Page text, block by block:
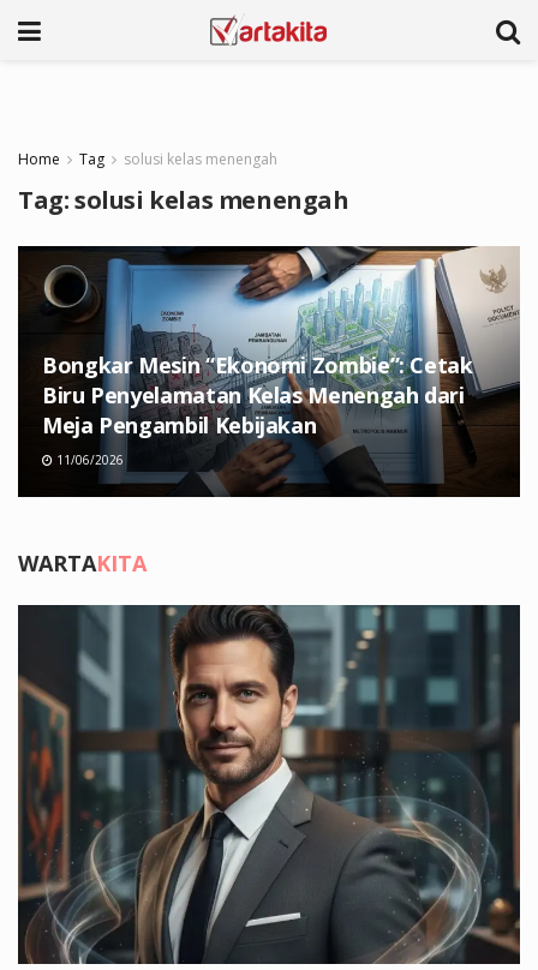
Home Tag solusi kelas menengah
Tag:solusi kelas menengah
Bongkar Mesin “Ekonomi Zombie”: Cetak
Biru Penyelamatan Kelas Menengah dari
Meja Pengambil Kebijakan
11/06/2026
WARTAKITA